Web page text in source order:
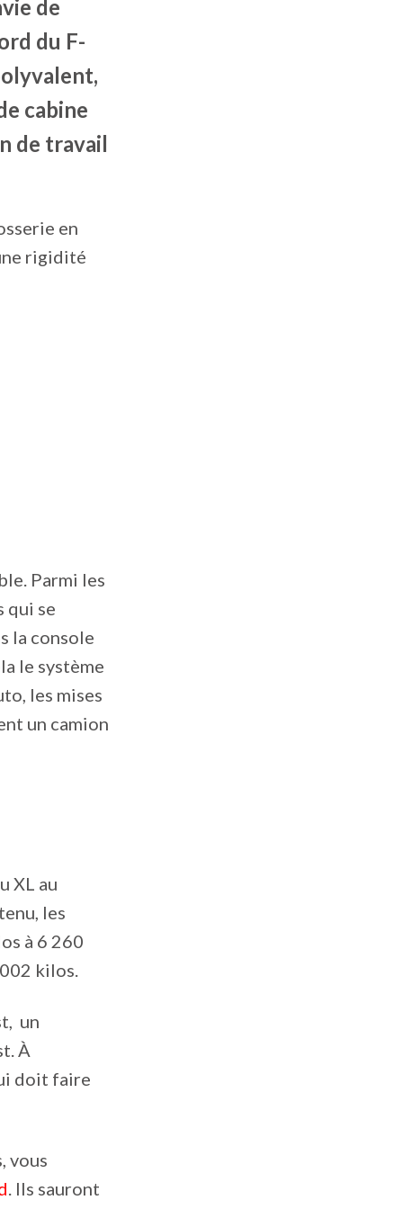
de
du F-
cabine
de travail
en
rigidité
Parmi les
qui se
la console
le système
les mises
un camion
XL au
les
à 6 260
kilos.
un
À
doit faire
vous
. Ils sauront